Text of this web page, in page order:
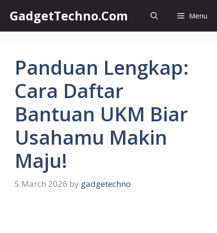
content
GadgetTechno.Com Menu
Panduan Lengkap:
Cara Daftar
Bantuan UKM Biar
Usahamu Makin
Maju!
5 March 2026 by gadgetechno